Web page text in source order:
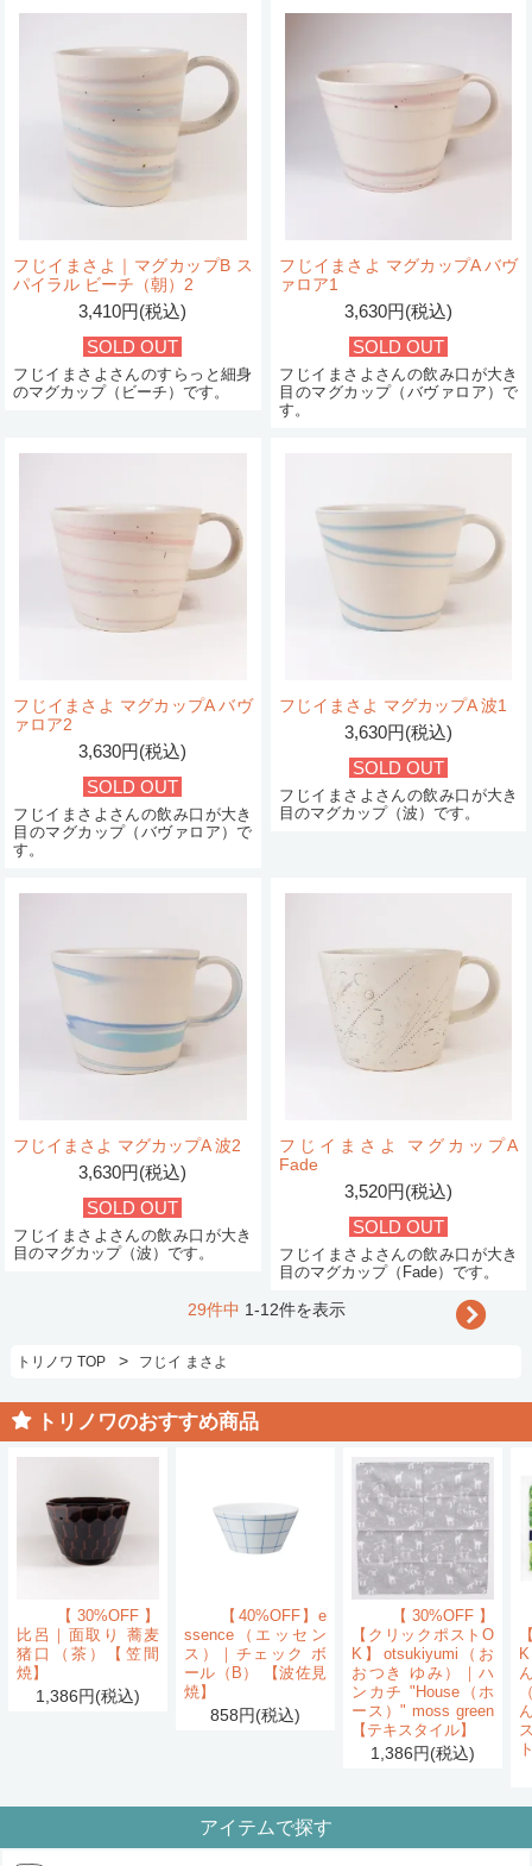
フじイまさよ｜マグカップB ス
パイラル ビーチ（朝）2
3,410円(税込)
SOLD OUT
フじイまさよさんのすらっと細身
のマグカップ（ビーチ）です。
フじイまさよ マグカップA バヴ
ァロア1
3,630円(税込)
SOLD OUT
フじイまさよさんの飲み口が大き
目のマグカップ（バヴァロア）で
す。
フじイまさよ マグカップA バヴ
ァロア2
3,630円(税込)
SOLD OUT
フじイまさよさんの飲み口が大き
目のマグカップ（バヴァロア）で
す。
フじイまさよ マグカップA 波1
3,630円(税込)
SOLD OUT
フじイまさよさんの飲み口が大き
目のマグカップ（波）です。
フじイまさよ マグカップA 波2
3,630円(税込)
SOLD OUT
フじイまさよさんの飲み口が大き
目のマグカップ（波）です。
フじイまさよ マグカップA
Fade
3,520円(税込)
SOLD OUT
フじイまさよさんの飲み口が大き
目のマグカップ（Fade）です。
29件中 1-12件を表示
トリノワ TOP > フじイ まさよ
トリノワのおすすめ商品
【30%OFF】
比呂｜面取り 蕎麦
猪口（茶）【笠間
焼】
1,386円(税込)
【40%OFF】e
ssence（エッセン
ス）｜チェック ボ
ール（B） 【波佐見
焼】
858円(税込)
【30%OFF】
【クリックポストO
K】otsukiyumi（お
おつき ゆみ）｜ハ
ンカチ "House（ホ
ース）" moss green
【テキスタイル】
1,386円(税込)
アイテムで探す